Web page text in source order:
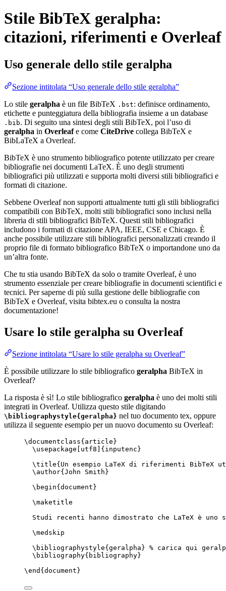
Stile BibTeX geralpha:
citazioni, riferimenti e Overleaf
Uso generale dello stile geralpha
Sezione intitolata “Uso generale dello stile geralpha”
Lo stile geralpha è un file BibTeX .bst: definisce ordinamento,
etichette e punteggiatura della bibliografia insieme a un database
.bib. Di seguito una sintesi degli stili BibTeX, poi l’uso di
geralpha in Overleafe come CiteDrive collega BibTeX e
BibLaTeX a Overleaf.
BibTeX è uno strumento bibliografico potente utilizzato per creare
bibliografie nei documenti LaTeX. È uno degli strumenti
bibliografici più utilizzati e supporta molti diversi stili bibliografici e
formati di citazione.
Sebbene Overleaf non supporti attualmente tutti gli stili bibliografici
compatibili con BibTeX, molti stili bibliografici sono inclusi nella
libreria di stili bibliografici BibTeX. Questi stili bibliografici
includono i formati di citazione APA, IEEE, CSE e Chicago. È
anche possibile utilizzare stili bibliografici personalizzati creando il
proprio file di formato bibliografico BibTeX o importandone uno da
un’altra fonte.
Che tu stia usando BibTeX da solo o tramite Overleaf, è uno
strumento essenziale per creare bibliografie in documenti scientifici e
tecnici. Per saperne di più sulla gestione delle bibliografie con
BibTeX e Overleaf, visita bibtex.eu o consulta la nostra
documentazione!
Usare lo stile geralpha su Overleaf
Sezione intitolata “Usare lo stile geralpha su Overleaf”
È possibile utilizzare lo stile bibliografico geralpha BibTeX in
Overleaf?
La risposta è sì! Lo stile bibliografico geralpha è uno dei molti stili
integrati in Overleaf. Utilizza questo stile digitando
\bibliographystyle{geralpha} nel tuo documento tex, oppure
utilizza il seguente esempio per un nuovo documento su Overleaf:
\documentclass{ article }
\usepackage
utf8 ]{ inputenc }
\title{Un esempio LaTeX di riferimenti
\author{John Smith}
\begin{ document }
\maketitle
Studi recenti hanno dimostrato che LaTeX è
\medskip
\bibliographystyle{geralpha} % carica qui
\bibliography{bibliography}
\end { document }